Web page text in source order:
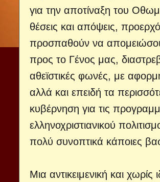
για την αποτίναξη του
θέσεις και απόψεις,
προσπαθούν να
προς το Γένος μας,
αθεϊστικές φωνές, με
αλλά και επειδή τα
κυβέρνηση για τις
ελληνοχριστιανικού
πολύ συνοπτικά κάποιες
Μια αντικειμενική και